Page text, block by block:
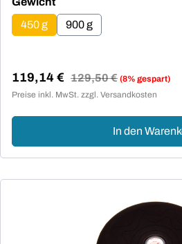
450 g
900 g
Verkaufspreis:
119,14 € Regulärer Preis:
129,50 € (8% gespart)
Preise inkl. MwSt. zzgl. Versandkosten
In den